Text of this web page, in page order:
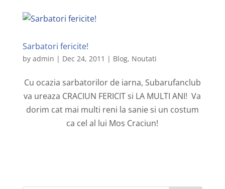
Sarbatori fericite!
by admin | Dec 24, 2011 | Blog, Noutati
Cu ocazia sarbatorilor de iarna, Subarufanclub
va ureaza CRACIUN FERICIT si LA MULTI ANI! Va
dorim cat mai multi reni la sanie si un costum
ca cel al lui Mos Craciun!